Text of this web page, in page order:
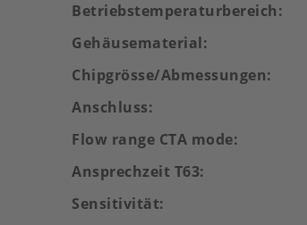
Betriebstemperaturbereich
Gehäusematerial
Chipgrösse/Abmessungen
Anschluss
Flow range CTA mode
Ansprechzeit T63
Sensitivität